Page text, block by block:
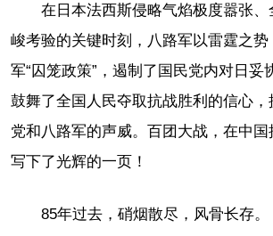
在日本法西斯侵略气焰极度嚣张
峻考验的关键时刻，八路军以雷霆之势
军“囚笼政策”，遏制了国民党内对日妥
鼓舞了全国人民夺取抗战胜利的信心
党和八路军的声威。百团大战，在中国
写下了光辉的一页！
85年过去，硝烟散尽，风骨长存。